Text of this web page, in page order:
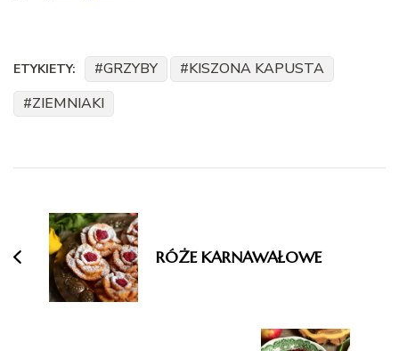
ETYKIETY: GRZYBY
KISZONA KAPUSTA
ZIEMNIAKI
wpisu
RÓŻE KARNAWAŁOWE